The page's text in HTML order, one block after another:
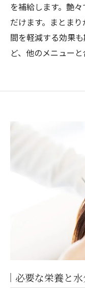
を補給します。艶
だけます。まとま
間を軽減する効果
ど、他のメニュー
必要な栄養と